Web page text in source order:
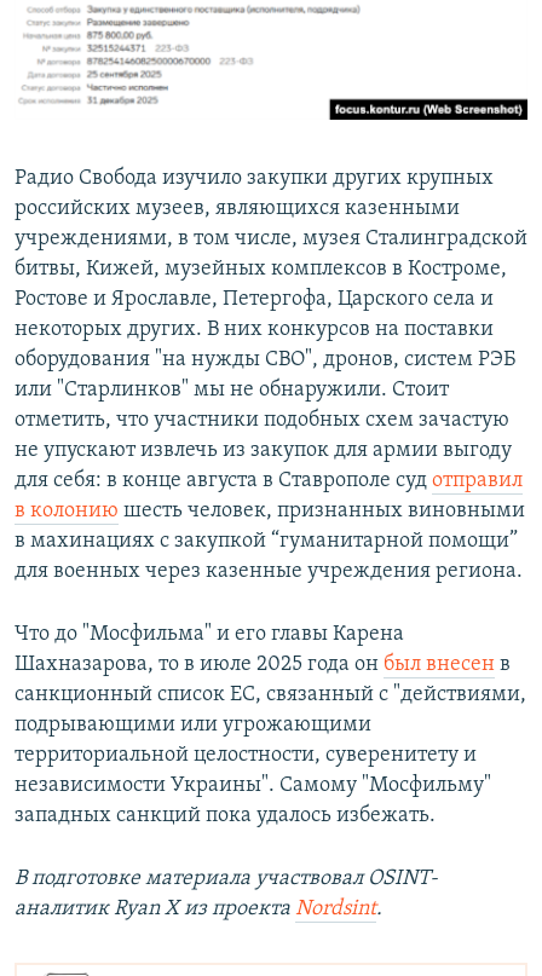
Радио Свобода изучило закупки других крупных
российских музеев, являющихся казенными
учреждениями, в том числе, музея Сталинградской
битвы, Кижей, музейных комплексов в Костроме,
Ростове и Ярославле, Петергофа, Царского села и
некоторых других. В них конкурсов на поставки
оборудования "на нужды СВО", дронов, систем РЭБ
или "Старлинков" мы не обнаружили. Стоит
отметить, что участники подобных схем зачастую
не упускают извлечь из закупок для армии выгоду
для себя: в конце августа в Ставрополе суд отправил
в колонию шесть человек, признанных виновными
в махинациях с закупкой “гуманитарной помощи”
для военных через казенные учреждения региона.
Что до "Мосфильма" и его главы Карена
Шахназарова, то в июле 2025 года он был внесен в
санкционный список ЕС, связанный с "действиями,
подрывающими или угрожающими
территориальной целостности, суверенитету и
независимости Украины". Самому "Мосфильму"
западных санкций пока удалось избежать.
В подготовке материала участвовал OSINT-
аналитик Ryan X из проекта Nordsint.